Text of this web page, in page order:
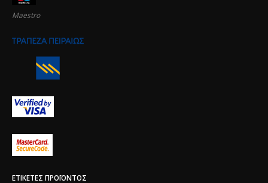
Maestro
ΕΤΙΚΈΤΕΣ ΠΡΟΪΌΝΤΟΣ